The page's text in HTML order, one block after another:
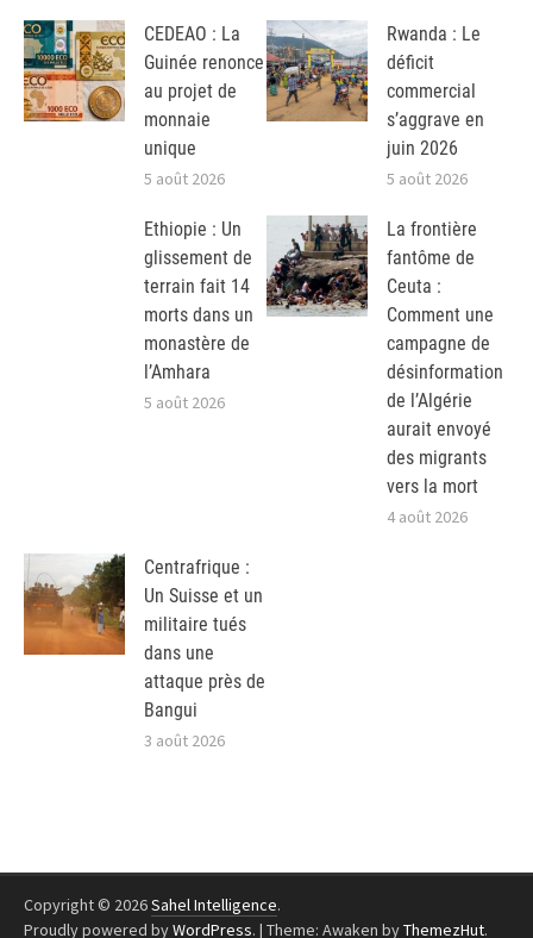
CEDEAO : La
Guinée renonce
au projet de
monnaie
unique
5 août 2026
Rwanda : Le
déficit
commercial
s’aggrave en
juin 2026
5 août 2026
Ethiopie : Un
glissement de
terrain fait 14
morts dans un
monastère de
l’Amhara
5 août 2026
La frontière
fantôme de
Ceuta :
Comment une
campagne de
désinformation
de l’Algérie
aurait envoyé
des migrants
vers la mort
4 août 2026
Centrafrique :
Un Suisse et un
militaire tués
dans une
attaque près de
Bangui
3 août 2026
Copyright © 2026Sahel Intelligence.
Proudly powered byWordPress. | Theme: Awaken byThemezHut.